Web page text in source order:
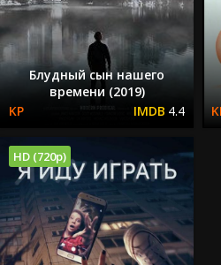
Блудный сын нашего
времени (2019)
4.4
HD (720p)